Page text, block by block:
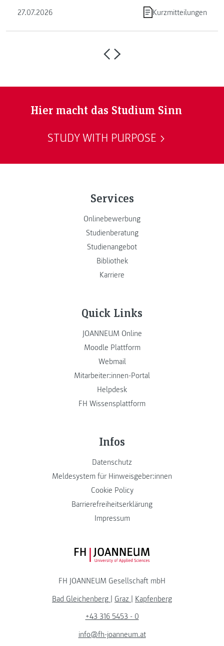
27.07.2026
Kurzmitteilungen
Hier macht das Studium Sinn
STUDY WITH PURPOSE
Services
Onlinebewerbung
Studienberatung
Studienangebot
Bibliothek
Karriere
Quick Links
JOANNEUM Online
Moodle Plattform
Webmail
Mitarbeiter:innen-Portal
Helpdesk
FH Wissensplattform
Infos
Datenschutz
Meldesystem für Hinweisgeber:innen
Cookie Policy
Barrierefreiheitserklärung
Impressum
FH JOANNEUM Logo
FH JOANNEUM Gesellschaft mbH
Bad Gleichenberg | Graz | Kapfenberg
+43 316 5453 - 0
info@fh-joanneum.at